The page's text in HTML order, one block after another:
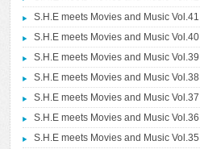
S.H.E meets Movies and Music Vol.41
S.H.E meets Movies and Music Vol.40
S.H.E meets Movies and Music Vol.39
S.H.E meets Movies and Music Vol.38
S.H.E meets Movies and Music Vol.37
S.H.E meets Movies and Music Vol.36
S.H.E meets Movies and Music Vol.35